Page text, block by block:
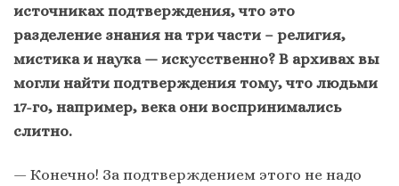
источниках подтверждения, что это
разделение знания на три части – религия,
мистика и наука — искусственно? В архивах вы
могли найти подтверждения тому, что людьми
17-го, например, века они воспринимались
слитно.
— Конечно! За подтверждением этого не надо